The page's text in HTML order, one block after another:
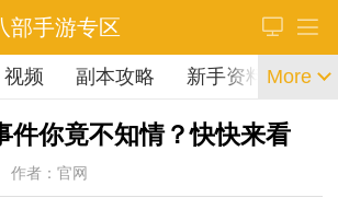
部手游专区
视频 副本攻略 新手资料 More
件你竟不知情？快快来看
作者：官网